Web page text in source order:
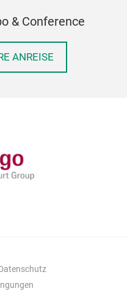
& Conference
ANREISE